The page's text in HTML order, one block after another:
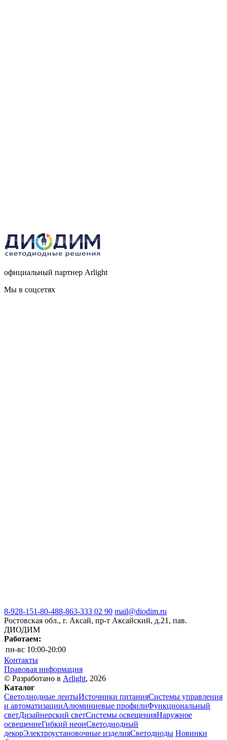
официальный партнер Arlight
Мы в соцсетях
8-928-151-80-488-863-333 02 90 mail@diodim.ru
Ростовская обл., г. Аксай, пр-т Аксайский, д.21, пав.
ДИОДИМ
Работаем:
пн-вс 10:00-20:00
Контакты
Правовая информация
© Разработано в Arlight, 2026
Каталог
Светодиодные лентыИсточники питанияСистемы управления
и автоматизацииАлюминиевые профилиФункциональный
светДизайнерский светСистемы освещенияНаружное
освещениеГибкий неонСветодиодный
декорЭлектроустановочные изделияСветодиоды Новинки